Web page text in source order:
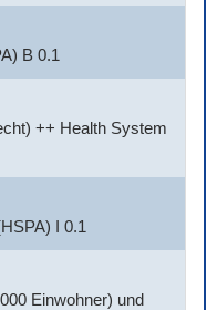
B 0.1
++ Health System
I 0.1
Einwohner) und